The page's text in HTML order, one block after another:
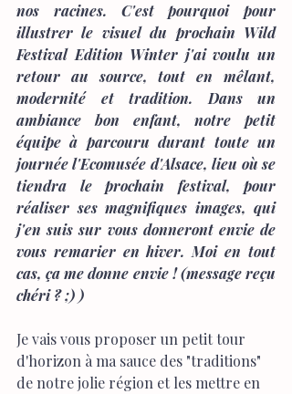
nos racines. C'est pourquoi pour
illustrer le visuel du prochain Wild
Festival Edition Winter j'ai voulu un
retour au source, tout en mêlant,
modernité et tradition. Dans un
ambiance bon enfant, notre petit
équipe à parcouru durant toute un
journée l'Ecomusée d'Alsace, lieu où se
tiendra le prochain festival, pour
réaliser ses magnifiques images, qui
j'en suis sur vous donneront envie de
vous remarier en hiver. Moi en tout
cas, ça me donne envie ! (message reçu
chéri ? ;) )
Je vais vous proposer un petit tour
d'horizon à ma sauce des "traditions"
de notre jolie région et les mettre en